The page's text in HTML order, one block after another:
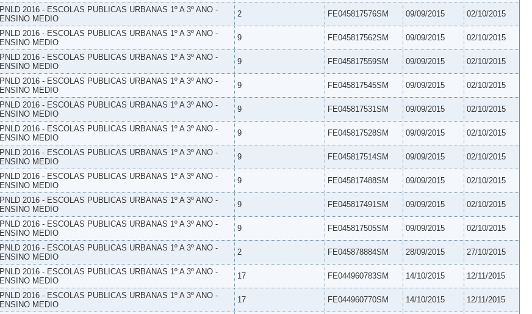
PNLD 2016 - ESCOLAS PUBLICAS URBANAS 1º A 3º ANO -
ENSINO MEDIO
2 FE045817576SM 09/09/2015 02/10/2015
PNLD 2016 - ESCOLAS PUBLICAS URBANAS 1º A 3º ANO -
ENSINO MEDIO
9 FE045817562SM 09/09/2015 02/10/2015
PNLD 2016 - ESCOLAS PUBLICAS URBANAS 1º A 3º ANO -
ENSINO MEDIO
9 FE045817559SM 09/09/2015 02/10/2015
PNLD 2016 - ESCOLAS PUBLICAS URBANAS 1º A 3º ANO -
ENSINO MEDIO
9 FE045817545SM 09/09/2015 02/10/2015
PNLD 2016 - ESCOLAS PUBLICAS URBANAS 1º A 3º ANO -
ENSINO MEDIO
9 FE045817531SM 09/09/2015 02/10/2015
PNLD 2016 - ESCOLAS PUBLICAS URBANAS 1º A 3º ANO -
ENSINO MEDIO
9 FE045817528SM 09/09/2015 02/10/2015
PNLD 2016 - ESCOLAS PUBLICAS URBANAS 1º A 3º ANO -
ENSINO MEDIO
9 FE045817514SM 09/09/2015 02/10/2015
PNLD 2016 - ESCOLAS PUBLICAS URBANAS 1º A 3º ANO -
ENSINO MEDIO
9 FE045817488SM 09/09/2015 02/10/2015
PNLD 2016 - ESCOLAS PUBLICAS URBANAS 1º A 3º ANO -
ENSINO MEDIO
9 FE045817491SM 09/09/2015 02/10/2015
PNLD 2016 - ESCOLAS PUBLICAS URBANAS 1º A 3º ANO -
ENSINO MEDIO
9 FE045817505SM 09/09/2015 02/10/2015
PNLD 2016 - ESCOLAS PUBLICAS URBANAS 1º A 3º ANO -
ENSINO MEDIO
2 FE045878884SM 28/09/2015 27/10/2015
PNLD 2016 - ESCOLAS PUBLICAS URBANAS 1º A 3º ANO -
ENSINO MEDIO
17 FE044960783SM 14/10/2015 12/11/2015
PNLD 2016 - ESCOLAS PUBLICAS URBANAS 1º A 3º ANO -
ENSINO MEDIO
17 FE044960770SM 14/10/2015 12/11/2015